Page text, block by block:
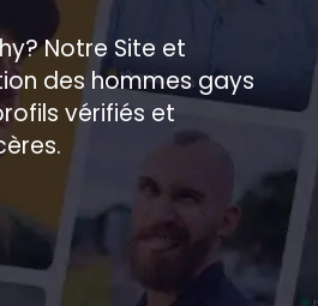
Notre Site et
des hommes gays
vérifiés et